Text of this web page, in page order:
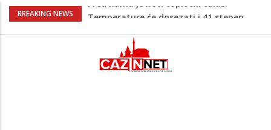
BREAKING NEWS
Pojačan saobraćaj i gužve na granicama:
jutarnjih sati
Teška saobraćajna nesreća u Cazinu,
policija na mjestu događaja